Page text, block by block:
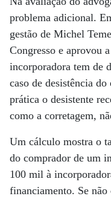
problema adicional.
gestão de Michel
Congresso e aprovou
incorporadora tem de
caso de desistência
prática o desistente
como a corretagem,
Um cálculo mostra o
do comprador de um
100 mil à
financiamento. Se